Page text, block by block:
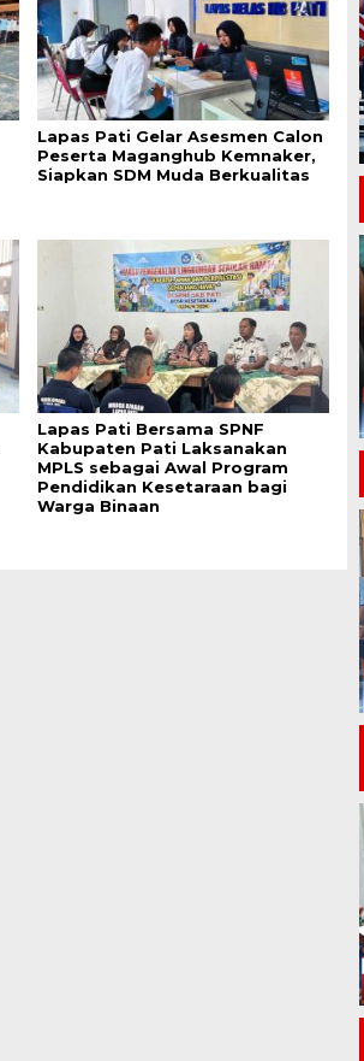
Lapas Pati Gelar Asesmen Calon
Peserta Maganghub Kemnaker,
Siapkan SDM Muda Berkualitas
Lapas Pati Bersama SPNF
Kabupaten Pati Laksanakan
MPLS sebagai Awal Program
Pendidikan Kesetaraan bagi
Warga Binaan